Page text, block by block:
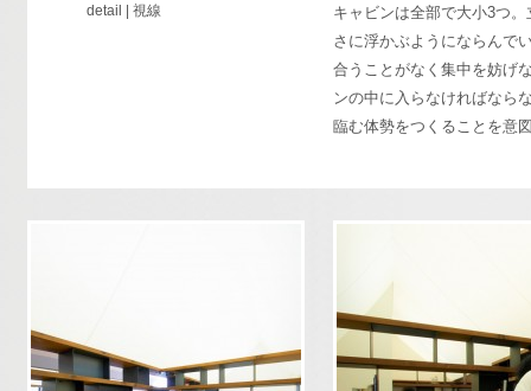
detail | 視線
キャビンは全部で大小3つ
さに浮かぶようにならんで
合うことがなく集中を妨げ
ンの中に入らなければなら
臨む体勢をつくることを意